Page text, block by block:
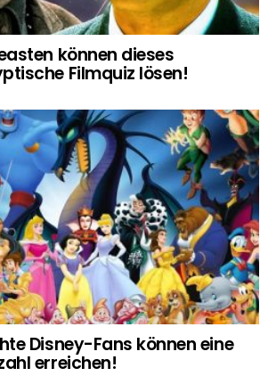
können dieses
Filmquiz lösen!
Disney-Fans können eine
erreichen!